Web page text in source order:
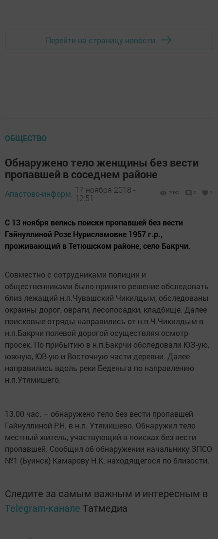
Перейти на страницу новости
ОБЩЕСТВО
Обнаружено тело женщины без вести
пропавшей в соседнем районе
Апастово-информ, 17 ноября 2018 -
12:51
2981 0 1
С 13 ноября велись поиски пропавшей без вести
Гайнуллиной Розе Нурисламовне 1957 г.р.,
проживающий в Тетюшском районе, село Бакрчи.
Совместно с сотрудниками полиции и
общественниками было принято решение обследовать
близ лежащий н.п.Чувашский Чикилдым, обследованы
окраины дорог, овраги, лесопосадки, кладбище. Далее
поисковые отряды направились от н.п.Ч.Чикилдым в
н.п.Бакрчи полевой дорогой осуществляя осмотр
просек. По прибытию в н.п.Бакрчи обследовали ЮЗ-ую,
южную, ЮВ-ую и Восточную части деревни. Далее
направились вдоль реки Беденьга по направлению
н.п.Утямишего.
13.00 час. – обнаружено тело без вести пропавшей
Гайнуллиной Р.Н. в н.п. Утямишево. Обнаружил тело
местный житель, участвующий в поисках без вести
пропавшей. Сообщил об обнаружении начальнику ЗПСО
№1 (Буинск) Камарову Н.К. находящегося по близости.
Следите за самым важным и интересным в
Telegram-канале Татмедиа